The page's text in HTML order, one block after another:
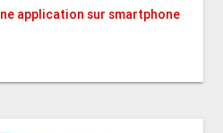
application sur smartphone